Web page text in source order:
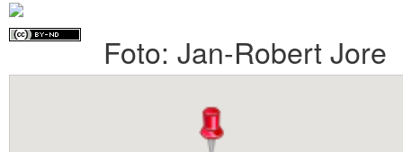
primary
Foto: Jan-Robert Jore